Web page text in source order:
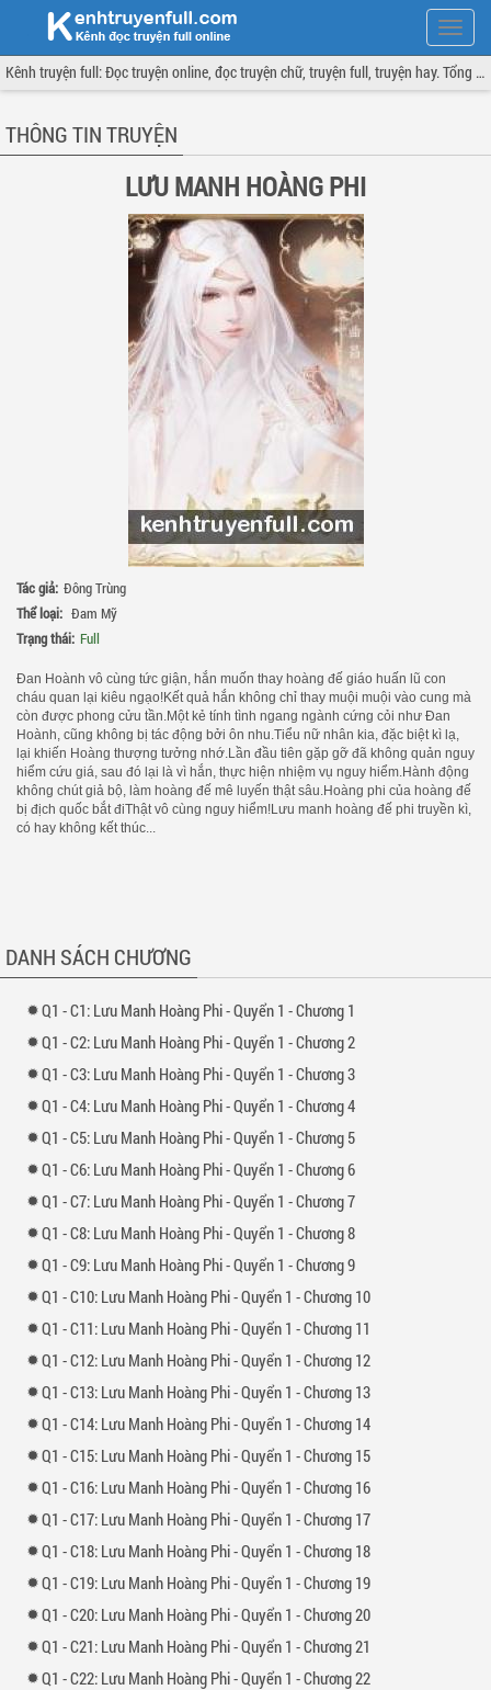
Hiện
menu
Kênh truyện full: Đọc truyện online, đọc truyện chữ, truyện full, truyện hay. Tổng hợp đầy đủ và cập nhật liên tục.
THÔNG TIN TRUYỆN
LƯU MANH HOÀNG PHI
Tác giả: Đông Trùng
Thể loại: Đam Mỹ
Trạng thái: Full
Đan Hoành vô cùng tức giận, hắn muốn thay hoàng đế giáo huấn lũ con
cháu quan lại kiêu ngạo!Kết quả hắn không chỉ thay muội muội vào cung mà
còn được phong cửu tần.Một kẻ tính tình ngang ngành cứng cỏi như Đan
Hoành, cũng không bị tác động bởi ôn nhu.Tiểu nữ nhân kia, đặc biệt kì lạ,
lại khiến Hoàng thượng tưởng nhớ.Lần đầu tiên gặp gỡ đã không quản nguy
hiểm cứu giá, sau đó lại là vì hắn, thực hiện nhiệm vụ nguy hiểm.Hành động
không chút giả bộ, làm hoàng đế mê luyến thật sâu.Hoàng phi của hoàng đế
bị địch quốc bắt điThật vô cùng nguy hiểm!Lưu manh hoàng đế phi truyền kì,
có hay không kết thúc...
DANH SÁCH CHƯƠNG
1 - 1: Lưu Manh Hoàng Phi - Quyển 1 - Chương 1
1 - 2: Lưu Manh Hoàng Phi - Quyển 1 - Chương 2
1 - 3: Lưu Manh Hoàng Phi - Quyển 1 - Chương 3
1 - 4: Lưu Manh Hoàng Phi - Quyển 1 - Chương 4
1 - 5: Lưu Manh Hoàng Phi - Quyển 1 - Chương 5
1 - 6: Lưu Manh Hoàng Phi - Quyển 1 - Chương 6
1 - 7: Lưu Manh Hoàng Phi - Quyển 1 - Chương 7
1 - 8: Lưu Manh Hoàng Phi - Quyển 1 - Chương 8
1 - 9: Lưu Manh Hoàng Phi - Quyển 1 - Chương 9
1 - 10: Lưu Manh Hoàng Phi - Quyển 1 - Chương 10
1 - 11: Lưu Manh Hoàng Phi - Quyển 1 - Chương 11
1 - 12: Lưu Manh Hoàng Phi - Quyển 1 - Chương 12
1 - 13: Lưu Manh Hoàng Phi - Quyển 1 - Chương 13
1 - 14: Lưu Manh Hoàng Phi - Quyển 1 - Chương 14
1 - 15: Lưu Manh Hoàng Phi - Quyển 1 - Chương 15
1 - 16: Lưu Manh Hoàng Phi - Quyển 1 - Chương 16
1 - 17: Lưu Manh Hoàng Phi - Quyển 1 - Chương 17
1 - 18: Lưu Manh Hoàng Phi - Quyển 1 - Chương 18
1 - 19: Lưu Manh Hoàng Phi - Quyển 1 - Chương 19
1 - 20: Lưu Manh Hoàng Phi - Quyển 1 - Chương 20
1 - 21: Lưu Manh Hoàng Phi - Quyển 1 - Chương 21
1 - 22: Lưu Manh Hoàng Phi - Quyển 1 - Chương 22